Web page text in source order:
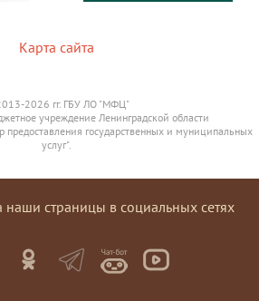
Карта сайта
2026 гг. ГБУ ЛО "МФЦ"
учреждение Ленинградской области
государственных и муниципальных
услуг".
наши страницы в социальных сетях